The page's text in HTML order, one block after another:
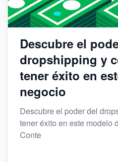
Descubre el
dropshipping y
tener éxito en
negocio
Descubre el poder del
tener éxito en este modelo
Conte